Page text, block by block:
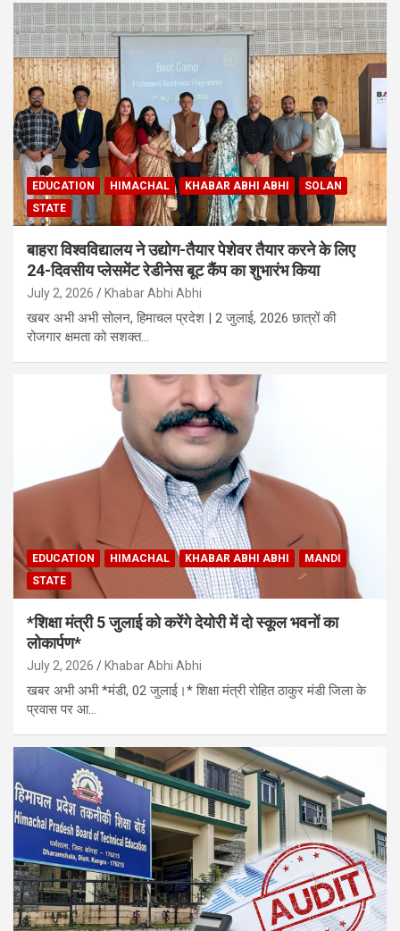
EDUCATION HIMACHAL KHABAR ABHI ABHI
SOLAN
STATE
बाहरा विश्वविद्यालय ने उद्योग-तैयार पेशेवर तैयार करने के लिए
24-दिवसीय प्लेसमेंट रेडीनेस बूट कैंप का शुभारंभ किया
July 2, 2026 Khabar Abhi Abhi
खबर अभी अभी सोलन, हिमाचल प्रदेश | 2 जुलाई, 2026 छात्रों की
रोजगार क्षमता को सशक्त…
EDUCATION HIMACHAL KHABAR ABHI ABHI
MANDI
STATE
*शिक्षा मंत्री 5 जुलाई को करेंगे देयोरी में दो स्कूल भवनों का
लोकार्पण*
July 2, 2026 Khabar Abhi Abhi
खबर अभी अभी *मंडी, 02 जुलाई।* शिक्षा मंत्री रोहित ठाकुर मंडी जिला के
प्रवास पर आ…